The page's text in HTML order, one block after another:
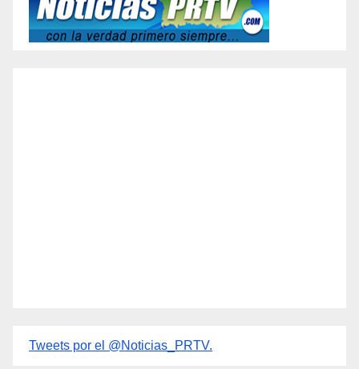
Tweets por el @Noticias_PRTV.